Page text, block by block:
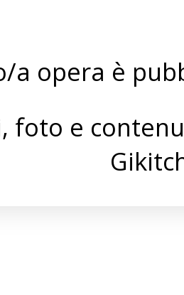
a opera è
foto e